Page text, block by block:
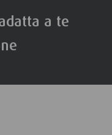
a te